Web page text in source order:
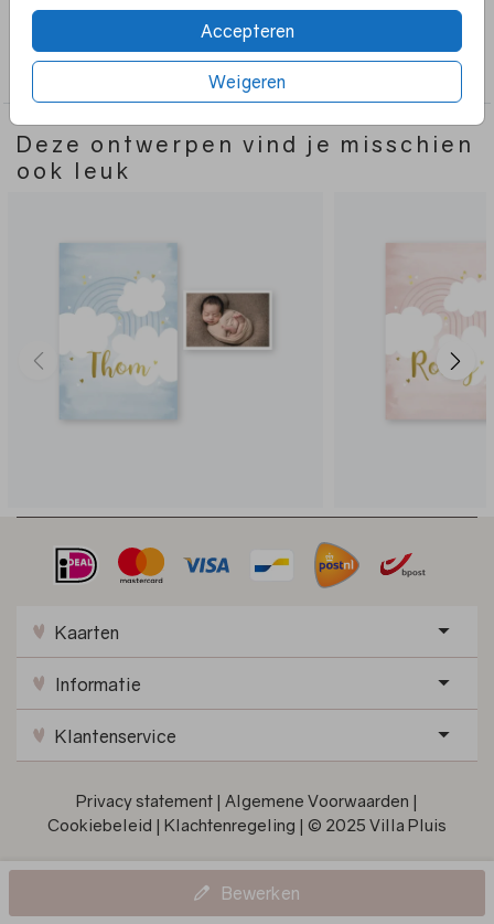
Accepteren
Weigeren
iedereen die het ziet.
Collectie
2-delig
Deze ontwerpen vind je misschien
ook leuk
Bewerken
Kaarten
Informatie
Klantenservice
Privacy statement | Algemene Voorwaarden |
Cookiebeleid | Klachtenregeling | © 2025 Villa Pluis